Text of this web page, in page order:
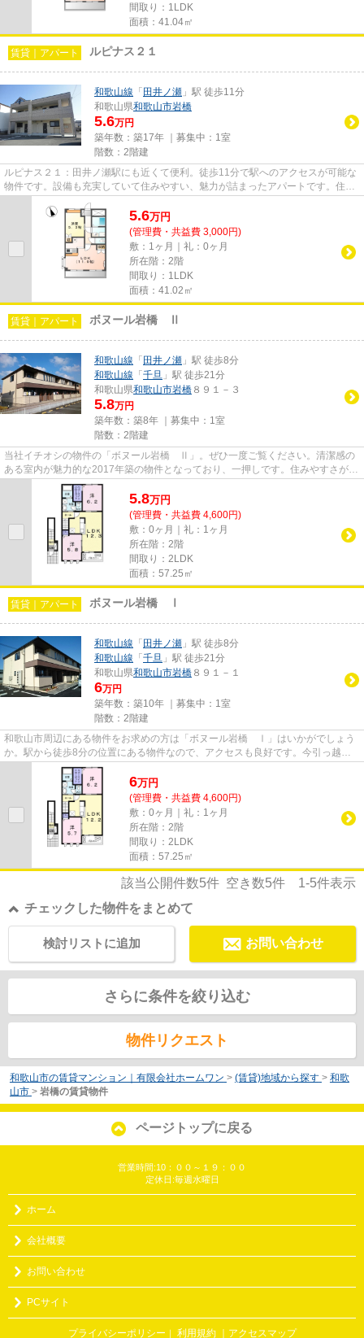
間取り：1LDK
面積：41.04㎡
賃貸｜アパート ルピナス２１
和歌山線 「 田井ノ瀬 」駅 徒歩11分
和歌山県和歌山市岩橋
5.6万円
築年数：築17年 ｜募集中： 1室
階数：2階建
ルピナス２１：田井ノ瀬駅にも近くて便利。徒歩11分で駅へのアクセスが可能な
物件です。設備も充実していて住みやすい、魅力が詰まったアパートです。住ま
い探しでお困りの方は、ぜひ...
5.6万円
(管理費・共益費 3,000円)
敷：1ヶ月｜礼：0ヶ月
所在階：2階
間取り：1LDK
面積：41.02㎡
賃貸｜アパート ボヌール岩橋 Ⅱ
和歌山線 「 田井ノ瀬 」駅 徒歩8分
和歌山線 「 千旦 」駅 徒歩21分
和歌山県和歌山市岩橋 ８９１－３
5.8万円
築年数：築8年 ｜募集中： 1室
階数：2階建
当社イチオシの物件の「ボヌール岩橋 Ⅱ」。ぜひ一度ご覧ください。清潔感の
ある室内が魅力的な2017年築の物件となっており、一押しです。住みやすさが満
載でイチオシのアパートはこち...
5.8万円
(管理費・共益費 4,600円)
敷：0ヶ月｜礼：1ヶ月
所在階：2階
間取り：2LDK
面積：57.25㎡
賃貸｜アパート ボヌール岩橋 Ⅰ
和歌山線 「 田井ノ瀬 」駅 徒歩8分
和歌山線 「 千旦 」駅 徒歩21分
和歌山県和歌山市岩橋 ８９１－１
6万円
築年数：築10年 ｜募集中： 1室
階数：2階建
和歌山市周辺にある物件をお求めの方は「ボヌール岩橋 Ⅰ」はいかがでしょう
か。駅から徒歩8分の位置にある物件なので、アクセスも良好です。今引っ越し
をお考えの方におすすめなのが...
6万円
(管理費・共益費 4,600円)
敷：0ヶ月｜礼：1ヶ月
所在階：2階
間取り：2LDK
面積：57.25㎡
該当公開件数5件 空き数5件 1-5件表示
チェックした物件をまとめて
お問い合わせ
検討リストに追加
さらに条件を絞り込む
物件リクエスト
和歌山市の賃貸マンション｜有限会社ホームワン > (賃貸)地域から探す > 和歌
山市 > 岩橋の賃貸物件
ページトップに戻る
営業時間:10：００～１９：００
定休日:毎週水曜日
ホーム
会社概要
お問い合わせ
PCサイト
プライバシーポリシー ｜ 利用規約 ｜アクセスマップ